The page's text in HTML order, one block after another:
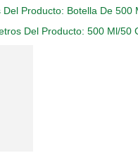
Del Producto: Botella De 500
Del Producto: 500 Ml/50